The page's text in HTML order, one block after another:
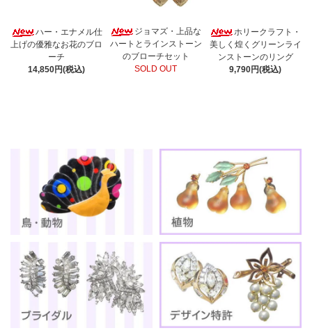
ハー・エナメル仕
上げの優雅なお花のブロ
ーチ
14,850円(税込)
ジョマズ・上品な
ハートとラインストーン
のブローチセット
SOLD OUT
ホリークラフト・
美しく煌くグリーンライ
ンストーンのリング
9,790円(税込)